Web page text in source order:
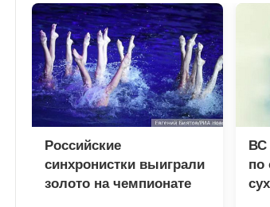
Российские
синхронистки выиграли
золото на чемпионате
ВС
по